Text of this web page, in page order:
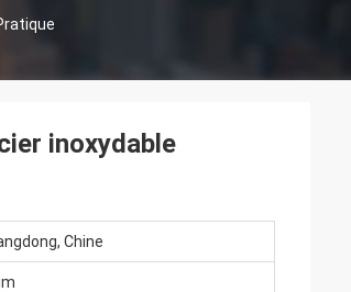
inoxydable
Chine